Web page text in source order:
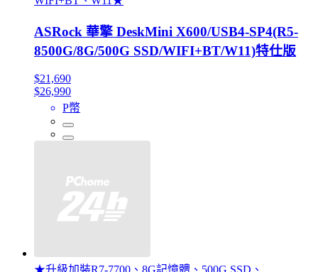
ASRock 華擎 DeskMini X600/USB4-SP4(R5-
8500G/8G/500G SSD/WIFI+BT/W11)特仕版
$21,690
$26,990
P幣
★升級加裝R7-7700、8G記憶體、500G SSD、